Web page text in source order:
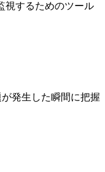
視するためのツール
発生した瞬間に把握